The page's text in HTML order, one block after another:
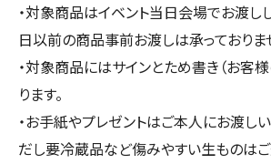
・対象商品はイベント当日会場でお渡し
日以前の商品事前お渡しは承っておりま
・対象商品にはサインとため書き（お客
ります。
・お手紙やプレゼントはご本人にお渡し
だし要冷蔵品など傷みやすい生ものはご